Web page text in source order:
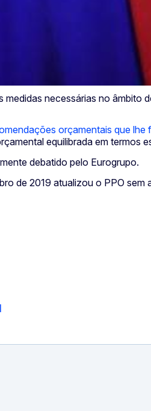
necessárias no
orçamentais que lhe
equilibrada em termos
debatido pelo Eurogrupo.
de 2019 atualizou o PPO